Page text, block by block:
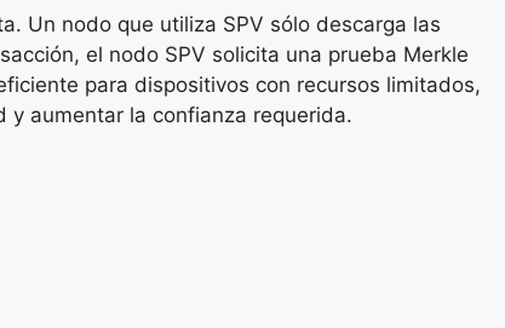
Un nodo que utiliza SPV sólo descarga las
el nodo SPV solicita una prueba Merkle
para dispositivos con recursos limitados,
y aumentar la confianza requerida.